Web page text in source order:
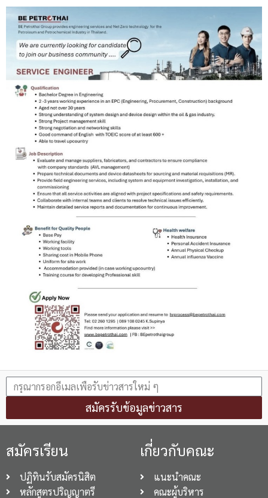
สมัครรับข้อมูลข่าวสาร
สมัครเรียน
ปฏิทินรับสมัครนิสิต
หลักสูตรปริญญาตรี
เกี่ยวกับคณะ
แนะนำคณะ
คณะผู้บริหาร